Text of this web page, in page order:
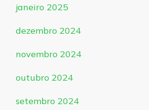
janeiro 2025
dezembro 2024
novembro 2024
outubro 2024
setembro 2024